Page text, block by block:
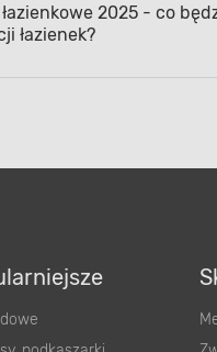
2025 - co
łazienek?